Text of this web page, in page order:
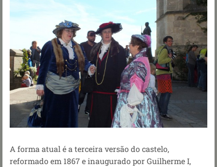
A forma atual é a terceira versão do castelo,
reformado em 1867 e inaugurado por Guilherme I,